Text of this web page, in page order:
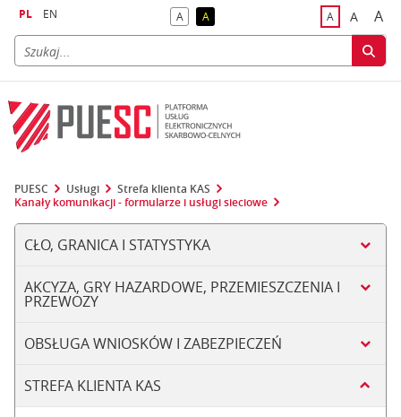
PL EN Akontrast domyślny
Akontrast żółty tekst na czarnym tle
Adomyślna
A A
PUESC Usługi
Strefa klienta KAS
Kanały komunikacji - formularze i usługi sieciowe
CŁO, GRANICA I STATYSTYKA
AKCYZA, GRY HAZARDOWE, PRZEMIESZCZENIA I
PRZEWOZY
OBSŁUGA WNIOSKÓW I ZABEZPIECZEŃ
STREFA KLIENTA KAS